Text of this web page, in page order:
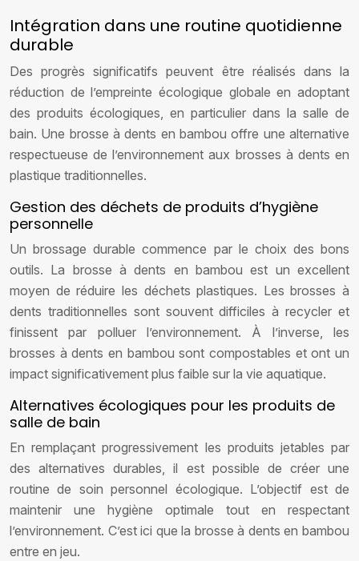
Intégration dans une routine quotidienne
durable
Des progrès significatifs peuvent être réalisés dans la
réduction de l’empreinte écologique globale en adoptant
des produits écologiques, en particulier dans la salle de
bain. Une brosse à dents en bambou offre une alternative
respectueuse de l’environnement aux brosses à dents en
plastique traditionnelles.
Gestion des déchets de produits d’hygiène
personnelle
Un brossage durable commence par le choix des bons
outils. La brosse à dents en bambou est un excellent
moyen de réduire les déchets plastiques. Les brosses à
dents traditionnelles sont souvent difficiles à recycler et
finissent par polluer l’environnement. À l’inverse, les
brosses à dents en bambou sont compostables et ont un
impact significativement plus faible sur la vie aquatique.
Alternatives écologiques pour les produits de
salle de bain
En remplaçant progressivement les produits jetables par
des alternatives durables, il est possible de créer une
routine de soin personnel écologique. L’objectif est de
maintenir une hygiène optimale tout en respectant
l’environnement. C’est ici que la brosse à dents en bambou
entre en jeu.